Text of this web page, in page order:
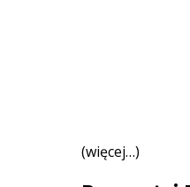
(więcej…)